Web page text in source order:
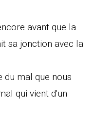
avant que la
sa jonction avec la
du mal que nous
qui vient d'un